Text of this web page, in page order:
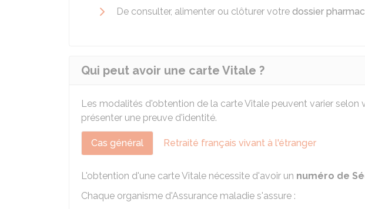
De consulter, alimenter ou clôturer votre dossier
Qui peut avoir une carte Vitale ?
Les modalités d'obtention de la carte Vitale peuvent varier selon
présenter une preuve d'identité.
Cas général Retraité français vivant à l'étranger
L'obtention d'une carte Vitale nécessite d'avoir un numéro de
Chaque organisme d'Assurance maladie s'assure :